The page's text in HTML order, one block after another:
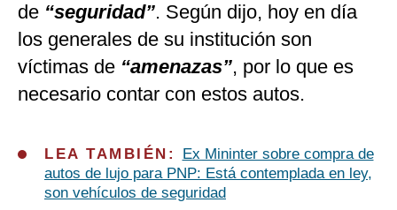
de “seguridad”. Según dijo, hoy en día
los generales de su institución son
víctimas de “amenazas”, por lo que es
necesario contar con estos autos.
LEA TAMBIÉN:
Ex Mininter sobre compra de
autos de lujo para PNP: Está contemplada en ley,
son vehículos de seguridad